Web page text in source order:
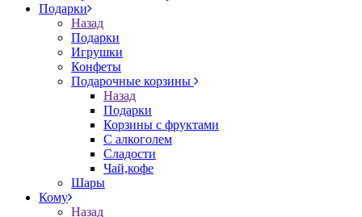
Подарки
Назад
Подарки
Игрушки
Конфеты
Подарочные корзины
Назад
Подарки
Корзины с фруктами
С алкоголем
Сладости
Чай,кофе
Шары
Кому
Назад